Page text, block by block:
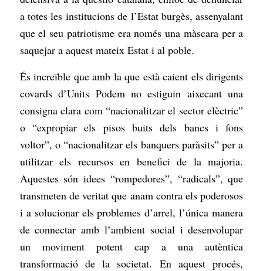
a totes les institucions de l’Estat burgès, assenyalant
que el seu patriotisme era només una màscara per a
saquejar a aquest mateix Estat i al poble.
És increïble que amb la que està caient els dirigents
covards d’Units Podem no estiguin aixecant una
consigna clara com “nacionalitzar el sector elèctric”
o “expropiar els pisos buits dels bancs i fons
voltor”, o “nacionalitzar els banquers paràsits” per a
utilitzar els recursos en benefici de la majoria.
Aquestes són idees “rompedores”, “radicals”, que
transmeten de veritat que anam contra els poderosos
i a solucionar els problemes d’arrel, l’única manera
de connectar amb l’ambient social i desenvolupar
un moviment potent cap a una autèntica
transformació de la societat. En aquest procés,